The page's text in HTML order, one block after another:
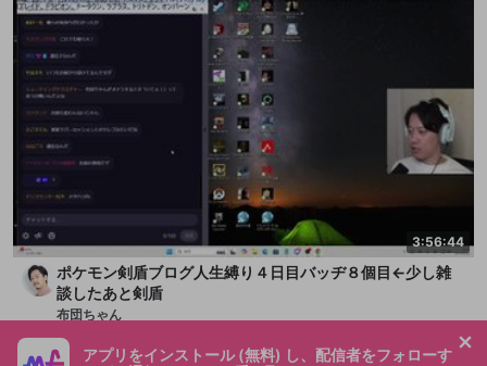
3:56:44
ポケモン剣盾ブログ人生縛り４日目バッヂ８個目←少し雑
談したあと剣盾
布団ちゃん
アプリをインストール (無料) し、配信者をフォローす